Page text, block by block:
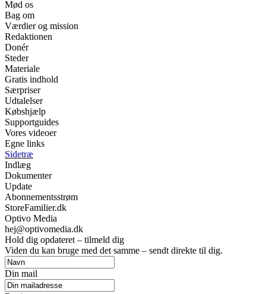
Mød os
Bag om
Værdier og mission
Redaktionen
Donér
Steder
Materiale
Gratis indhold
Særpriser
Udtalelser
Købshjælp
Supportguides
Vores videoer
Egne links
Sidetræ
Indlæg
Dokumenter
Update
Abonnementsstrøm
StoreFamilier.dk
Optivo Media
hej@optivomedia.dk
Hold dig opdateret – tilmeld dig
Viden du kan bruge med det samme – sendt direkte til dig.
Din mail